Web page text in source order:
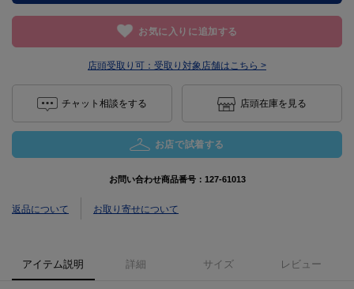
お気に入りに追加する
店頭受取り可： 受取り対象店舗はこちら >
チャット相談をする 店頭在庫を見る
お店で試着する
お問い合わせ商品番号： 127-61013
返品について お取り寄せについて
アイテム説明 詳細 サイズ レビュー